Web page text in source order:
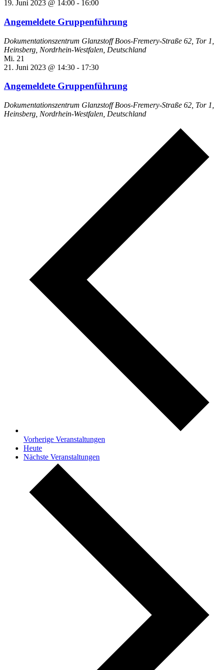
19. Juni 2023 @ 14:00 - 16:00
Angemeldete Gruppenführung
Dokumentationszentrum GlanzstoffBoos-Fremery-Straße 62, Tor 1,
Heinsberg, Nordrhein-Westfalen, Deutschland
Mi. 21
21. Juni 2023 @ 14:30 - 17:30
Angemeldete Gruppenführung
Dokumentationszentrum GlanzstoffBoos-Fremery-Straße 62, Tor 1,
Heinsberg, Nordrhein-Westfalen, Deutschland
Vorherige Veranstaltungen
Heute
Nächste Veranstaltungen